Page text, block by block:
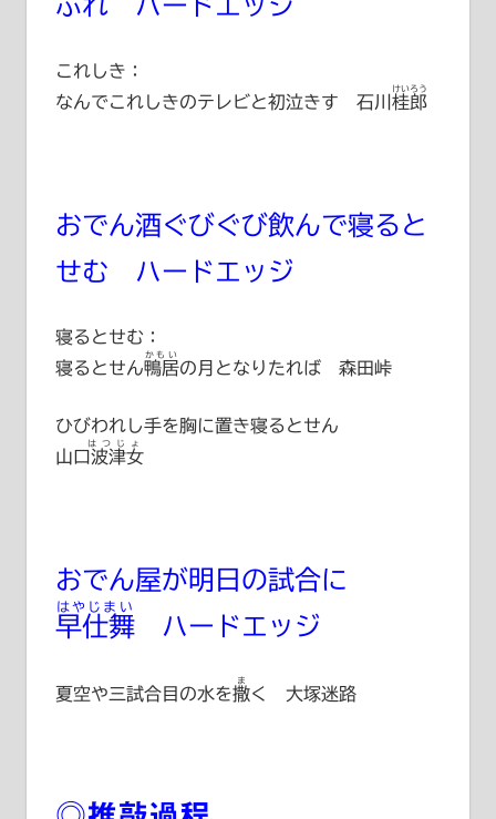
これしき：
なんでこれしきのテレビと初泣きす 石川桂郎
けいろう
おでん酒ぐびぐび飲んで寝ると
せむ ハードエッジ
寝るとせむ：
寝るとせん鴨居
かもい
の月となりたれば 森田峠
ひびわれし手を胸に置き寝るとせん
山口波津女
はつじょ
おでん屋が明日の試合に
早仕舞
はやじまい
ハードエッジ
夏空や三試合目の水を撒
ま
く 大塚迷路